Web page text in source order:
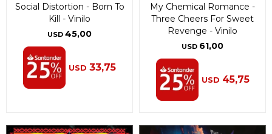
Social Distortion - Born To
Kill - Vinilo
USD 45,00
USD 33,75
My Chemical Romance -
Three Cheers For Sweet
Revenge - Vinilo
USD 61,00
USD 45,75